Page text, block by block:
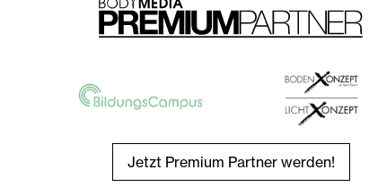
Jetzt Premium Partner werden!